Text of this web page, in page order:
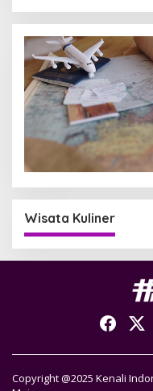
Wisata Kuliner
Copyright @2025 Kenali